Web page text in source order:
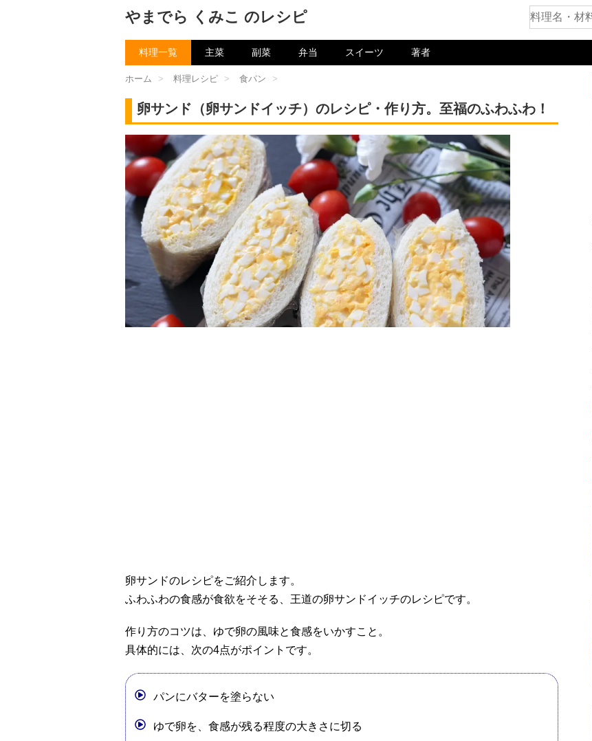
やまでら くみこ のレシピ
料理一覧 主菜 副菜 弁当 スイーツ 著者
ホーム > 料理レシピ > 食パン >
卵サンド（卵サンドイッチ）のレシピ・作り方。至福のふわふわ！
卵サンドのレシピをご紹介します。
ふわふわの食感が食欲をそそる、王道の卵サンドイッチのレシピです。
作り方のコツは、ゆで卵の風味と食感をいかすこと。
具体的には、次の4点がポイントです。
パンにバターを塗らない
ゆで卵を、食感が残る程度の大きさに切る